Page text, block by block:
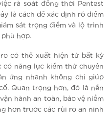
rà soát đồng thời Pentest
là cách để xác định rõ điểm
sát trọng điểm và lộ trình
hợp.
có thể xuất hiện từ bất kỳ
năng lực kiểm thử chuyên
ứng nhanh không chỉ giúp
Quan trọng hơn, đó là nền
hành an toàn, bảo vệ niềm
hơn trước các rủi ro an ninh